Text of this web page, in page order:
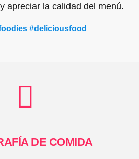
apreciar la calidad del menú.
#deliciousfood
DE COMIDA